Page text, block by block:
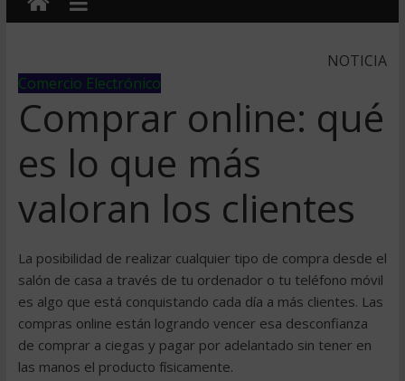
NOTICIA
Comercio Electrónico
Comprar online: qué
es lo que más
valoran los clientes
La posibilidad de realizar cualquier tipo de compra desde el
salón de casa a través de tu ordenador o tu teléfono móvil
es algo que está conquistando cada día a más clientes. Las
compras online están logrando vencer esa desconfianza
de comprar a ciegas y pagar por adelantado sin tener en
las manos el producto físicamente.